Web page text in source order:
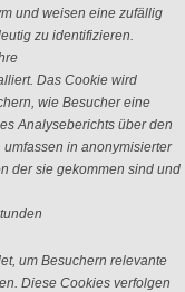
und weisen eine zufällig
zu identifizieren.
Das Cookie wird
wie Besucher eine
Analyseberichts über den
in anonymisierter
der sie gekommen sind und
um Besuchern relevante
Diese Cookies verfolgen